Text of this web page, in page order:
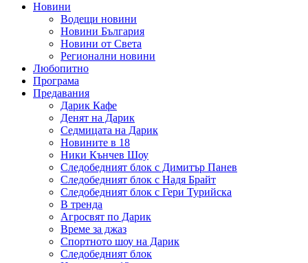
Новини
Водещи новини
Новини България
Новини от Света
Регионални новини
Любопитно
Програма
Предавания
Дарик Кафе
Денят на Дарик
Седмицата на Дарик
Новините в 18
Ники Кънчев Шоу
Следобедният блок с Димитър Панев
Следобедният блок с Надя Брайт
Следобедният блок с Гери Турийска
В тренда
Агросвят по Дарик
Време за джаз
Спортното шоу на Дарик
Следобедният блок